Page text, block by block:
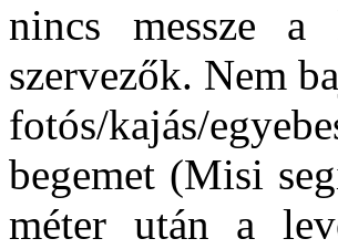
nincs messze
szervezők. Nem
fotós/kajás/
begemet (Misi
méter után a